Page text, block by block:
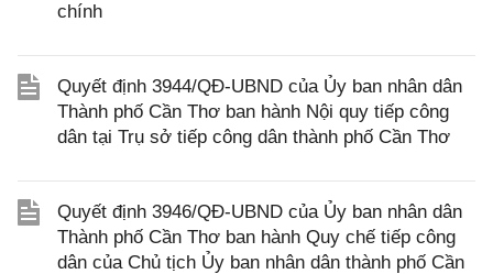
chính
Quyết định 3944/QĐ-UBND của Ủy ban nhân dân
Thành phố Cần Thơ ban hành Nội quy tiếp công
dân tại Trụ sở tiếp công dân thành phố Cần Thơ
Quyết định 3946/QĐ-UBND của Ủy ban nhân dân
Thành phố Cần Thơ ban hành Quy chế tiếp công
dân của Chủ tịch Ủy ban nhân dân thành phố Cần